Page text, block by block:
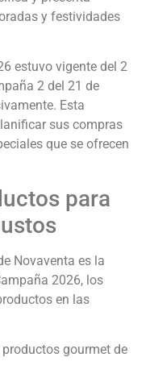
y festividades
estuvo vigente del 2
2 del 21 de
Esta
sus compras
que se ofrecen
para
Novaventa es la
2026, los
en las
gourmet de